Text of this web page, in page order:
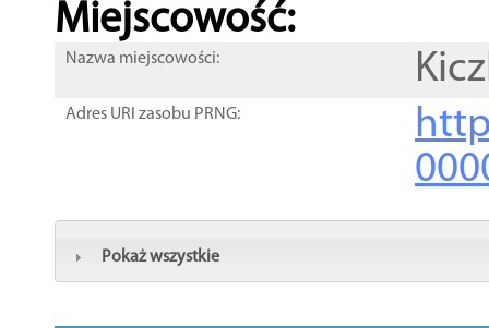
Miejscowość:
Nazwa miejscowości:
Adres URI zasobu PRNG:
Pokaż wszystkie